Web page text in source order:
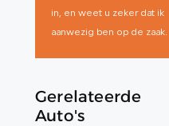
in, en weet u zeker dat ik
aanwezig ben op de zaak.
Gerelateerde
Auto's